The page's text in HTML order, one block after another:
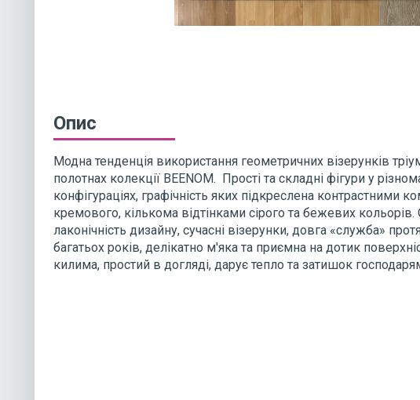
Опис
Модна тенденція використання геометричних візерунків
полотнах колекції BEENOM. Прості та складні фігури у
конфігураціях, графічність яких підкреслена контрастними
кремового, кількома відтінками сірого та бежевих кольорів.
лаконічність дизайну, сучасні візерунки, довга «служба»
багатьох років, делікатно м'яка та приємна на дотик
килима, простий в догляді, дарує тепло та затишок